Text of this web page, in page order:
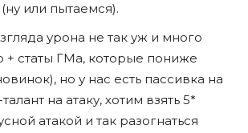
или пытаемся).
урона не так уж и много
+ статы ГМа, которые пониже
но у нас есть пассивка на
на атаку, хотим взять 5*
атакой и так разогнаться